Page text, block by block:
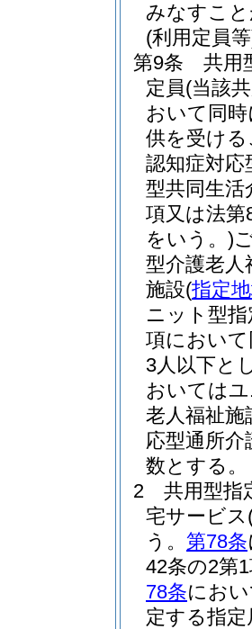
みなすこ
(利用定員
第9条
共用
定員(当該
おいて同
供を受け
認知症対応
型共同生活
項又は法
をいう。)
型介護老人
施設(指定
ニット型
項におい
3人以下と
おいては
老人福祉施
応型通所
数とする。
2
共用型指
宅サービス
う。 第78条
42条の2第
78条にお
定する指